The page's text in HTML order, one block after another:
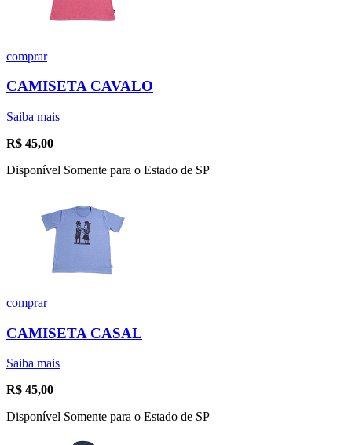
comprar
CAMISETA CAVALO
Saiba mais
R$ 45,00
Disponível Somente para o Estado de SP
comprar
CAMISETA CASAL
Saiba mais
R$ 45,00
Disponível Somente para o Estado de SP